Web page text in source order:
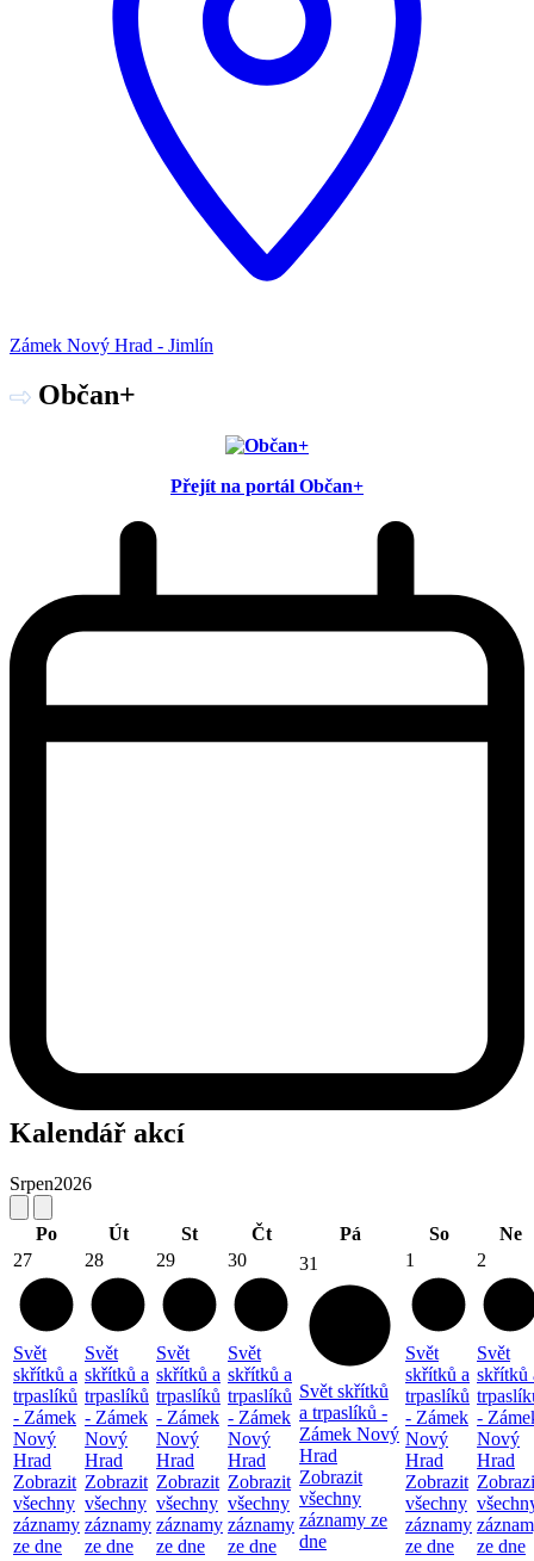
Zámek Nový Hrad - Jimlín
Občan+
Přejít na portál Občan+
Kalendář akcí
Srpen2026
Po Út St Čt Pá So
Ne
27
Svět
skřítků a
trpaslíků
- Zámek
Nový
Hrad
Zobrazit
všechny
záznamy
ze dne
28
Svět
skřítků a
trpaslíků
- Zámek
Nový
Hrad
Zobrazit
všechny
záznamy
ze dne
29
Svět
skřítků a
trpaslíků
- Zámek
Nový
Hrad
Zobrazit
všechny
záznamy
ze dne
30
Svět
skřítků a
trpaslíků
- Zámek
Nový
Hrad
Zobrazit
všechny
záznamy
ze dne
31
Svět skřítků
a trpaslíků -
Zámek Nový
Hrad
Zobrazit
všechny
záznamy ze
dne
1
Svět
skřítků a
trpaslíků
- Zámek
Nový
Hrad
Zobrazit
všechny
záznamy
ze dne
2
Svět
skřítků
-
Nový
Hrad
ze dne